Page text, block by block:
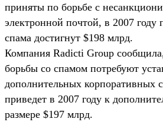
приняты по борьбе с
электронной почтой, в 2007 году
спама достигнут $198 млрд.
Компания Radicti Group
борьбы со спамом потребуют
дополнительных корпоративных
приведет в 2007 году к
размере $197 млрд.